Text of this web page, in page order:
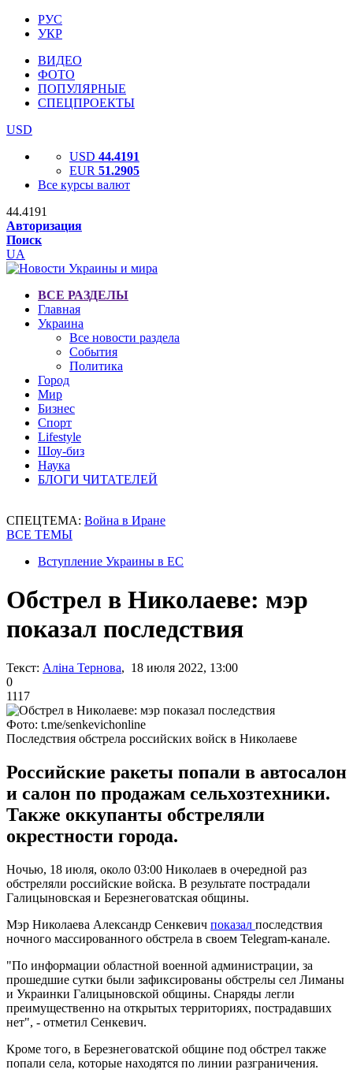
РУС
УКР
ВИДЕО
ФОТО
ПОПУЛЯРНЫЕ
СПЕЦПРОЕКТЫ
USD
USD 44.4191
EUR 51.2905
Все курсы валют
44.4191
Авторизация
Поиск
UA
ВСЕ РАЗДЕЛЫ
Главная
Украина
Все новости раздела
События
Политика
Город
Мир
Бизнес
Спорт
Lifestyle
Шоу-биз
Наука
БЛОГИ ЧИТАТЕЛЕЙ
СПЕЦТЕМА: Война в Иране
ВСЕ ТЕМЫ
Вступление Украины в ЕС
Обстрел в Николаеве: мэр
показал последствия
Текст: Аліна Тернова, 18 июля 2022, 13:00
0
1117
Фото: t.me/senkevichonline
Последствия обстрела российских войск в Николаеве
Российские ракеты попали в автосалон
и салон по продажам сельхозтехники.
Также оккупанты обстреляли
окрестности города.
Ночью, 18 июля, около 03:00 Николаев в очередной раз
обстреляли российские войска. В результате пострадали
Галицыновская и Березнеговатская общины.
Мэр Николаева Александр Сенкевич показал последствия
ночного массированного обстрела в своем Telegram-канале.
"По информации областной военной администрации, за
прошедшие сутки были зафиксированы обстрелы сел Лиманы
и Украинки Галицыновской общины. Снаряды легли
преимущественно на открытых территориях, пострадавших
нет", - отметил Сенкевич.
Кроме того, в Березнеговатской общине под обстрел также
попали села, которые находятся по линии разграничения.